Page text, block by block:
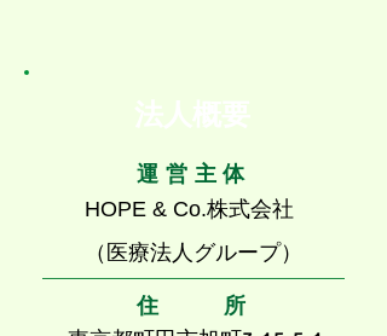
法人概要
運 営 主 体
HOPE & Co.株式会社
（医療法人グループ）
住 所